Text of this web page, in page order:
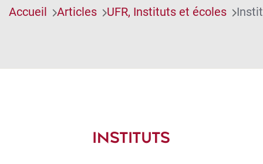
Accueil Articles UFR, Instituts et écoles
INSTITUTS